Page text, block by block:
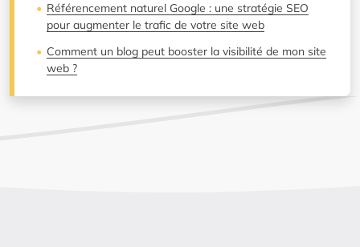
Référencement naturel Google : une stratégie SEO
pour augmenter le trafic de votre site web
Comment un blog peut booster la visibilité de mon site
web ?